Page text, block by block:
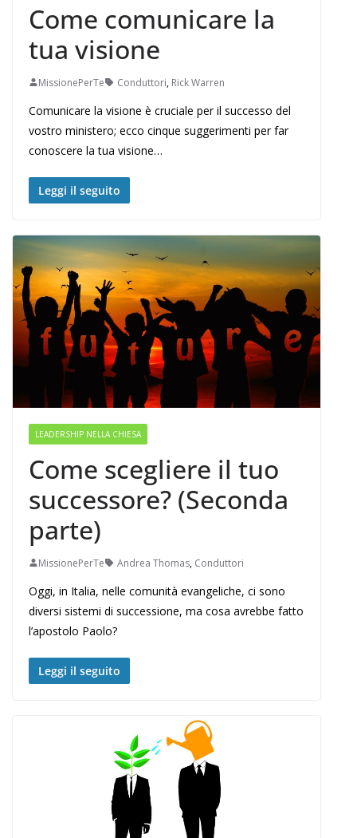
Come comunicare la
tua visione
MissionePerTe Conduttori, Rick Warren
Comunicare la visione è cruciale per il successo del
vostro ministero; ecco cinque suggerimenti per far
conoscere la tua visione…
Leggi il seguito
LEADERSHIP NELLA CHIESA
Come scegliere il tuo
successore? (Seconda
parte)
MissionePerTe Andrea Thomas, Conduttori
Oggi, in Italia, nelle comunità evangeliche, ci sono
diversi sistemi di successione, ma cosa avrebbe fatto
l’apostolo Paolo?
Leggi il seguito